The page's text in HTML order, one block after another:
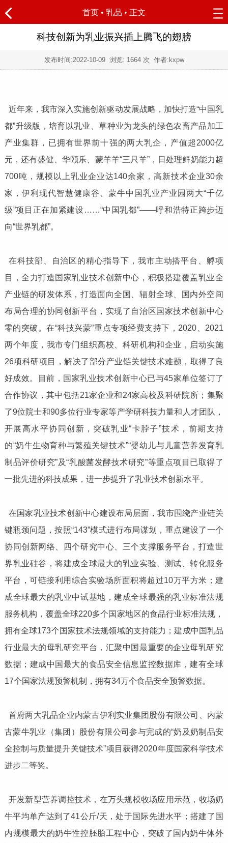
首页 • 乳品 • 正文
科技创新为乳业振兴插上腾飞的翅膀
发布时间:2022-10-09浏览: 1664 次 作者:kxpw
近年来，我市深入实施创新驱动发展战略，加快打造“中国乳
都”升级版，培育以乳业、草种业为龙头的绿色农畜产品加工
产业集群，已拥有世界前十强的两大乳企，产值超2000亿
元，还有盛健、华颐乐、蒙羊羊“三只羊”，日处理鲜奶能力超
700吨，规模以上乳业企业达140余家，高新技术企业30余
家，伊利现代智慧健康谷、蒙牛中国乳业产业园两大“千亿
级”项目正在加紧建设……“中国乳都”——呼和浩特正跨步迈
向“世界乳都”。
在科技部、自治区的精心指导下，我市主动搭平台、孵项
目，全力打造国家乳业技术创新中心，积极搭建覆盖乳业全
产业链的研发体系，打造面向全国、辐射全球、国内外空间
布局合理的协同创新平台，实现了自治区国家技术创新中心
零的突破。在“科技兴蒙”重点专项经费支持下，2020、2021
两个年度，我市专门组织高校、科研机构和企业，启动实施
26项科研项目，解决了部分产业链关键技术难题，取得了良
好成效。目前，国家乳业技术创新中心已与45家单位签订了
合作协议，其中包括21家企业和24家高校及科研院所；集聚
了9位院士和90多位行业专家等产学研科技力量和人才团队，
开展高水平协同创新，突破乳业“卡脖子”技术，前期支持
的“奶牛生物育种与繁殖关键技术”“婴幼儿与儿童营养发育乳
制品评价研究”及“乳酸菌发酵技术研究”等重点项目已取得了
一批先进的科技成果，进一步提升了乳业技术创新水平。
在国家乳业技术创新中心建设布局层面，我市围绕产业链关
键瓶颈问题，按照“143”模式进行布局谋划，重点建设了一个
协同创新网络、四个研究中心、三个支撑服务平台，打造世
界乳业硅谷，将建成全球最大的乳业实验、测试、转化服务
平台，可链接利用综合实验场所面积将超过10万平方米；建
成全球最大的乳业中试基地，建成全球最强的乳业标准法规
服务机构，覆盖全球220多个国家地区的食品行业标准法规，
拥有全球173个国家技术法规领域的支持能力；建成中国乳品
行业最大的母乳研究平台，汇聚中国最重要的企业母乳研究
数据；建成中国最大的食品安全信息监控数据库，建有全球
17个国家法规预警机制，拥有34万个食品安全预警数据。
首府两大乳品企业内蒙古伊利实业集团股份有限公司、内蒙
古蒙牛乳业（集团）股份有限公司参与完成的“奶及奶制品安
全控制与质量提升关键技术”项目获得2020年度国家科学技术
进步二等奖。
开发新型营养调控技术，在万头规模牧场应用示范，牧场奶
牛平均单产达到了41公斤/天，处于国际先进水平；搭建了国
内规模最大的奶牛性控胚胎工程中心，突破了国内奶牛体外